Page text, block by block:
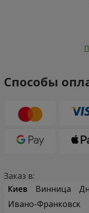
Способы
Заказ в:
Киев
Винница
Ивано-Франковск